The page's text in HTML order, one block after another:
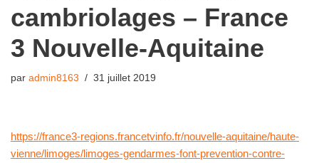
cambriolages – France
3 Nouvelle-Aquitaine
par admin8163 31 juillet 2019
https://france3-regions.francetvinfo.fr/nouvelle-aquitaine/haute-
vienne/limoges/limoges-gendarmes-font-prevention-contre-